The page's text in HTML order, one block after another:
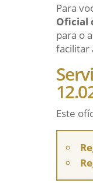
Para
Oficial
para o
facilitar
Este